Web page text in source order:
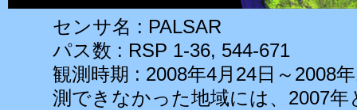
センサ名 : PALSAR
パス数 : RSP 1-36, 544-671
観測時期 : 2008年4月24日～2008
測できなかった地域には、2007年